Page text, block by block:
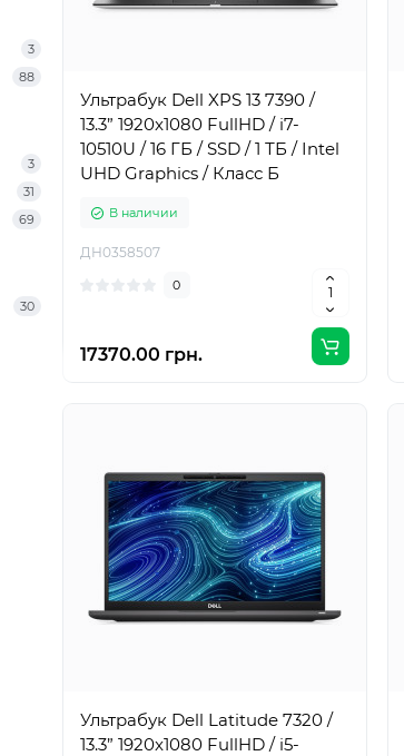
3
88
3
31
69
30
Ультрабук Dell XPS 13 7390 /
13.3” 1920x1080 FullHD / i7-
10510U / 16 ГБ / SSD / 1 ТБ / Intel
UHD Graphics / Класс Б
В наличии
ДН0358507
0
17370.00 грн.
Ультрабук Dell Latitude 7320 /
13.3” 1920x1080 FullHD / i5-